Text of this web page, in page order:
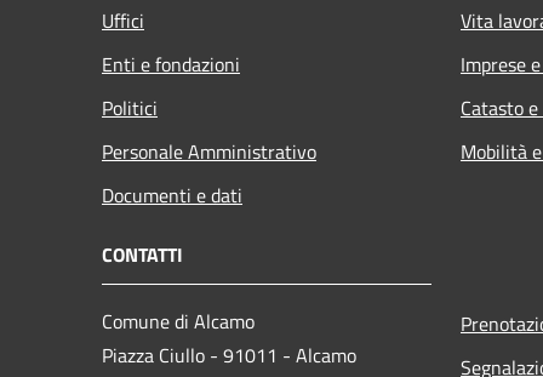
Uffici
Enti e fondazioni
Politici
Personale Amministrativo
Documenti e dati
Vita
Imprese
Catasto
Mobilità
CONTATTI
Comune di Alcamo
Piazza Ciullo - 91011 - Alcamo